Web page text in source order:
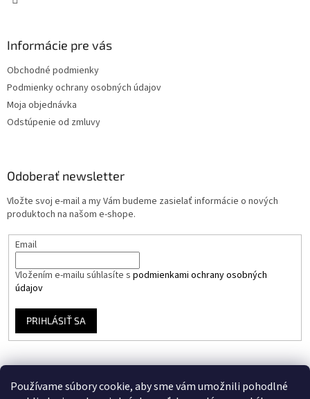
Používame súbory cookie, aby sme vám umožnili pohodlné
Informácie pre vás
Obchodné podmienky
Podmienky ochrany osobných údajov
Moja objednávka
Odstúpenie od zmluvy
Odoberať newsletter
Vložte svoj e-mail a my Vám budeme zasielať informácie o nových
produktoch na našom e-shope.
Email
Vložením e-mailu súhlasíte s podmienkami ochrany osobných
údajov
PRIHLÁSIŤ SA